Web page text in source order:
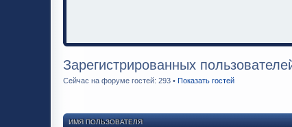
Зарегистрированных
Сейчас на форуме гостей: 293 • Показать гостей
ИМЯ ПОЛЬЗОВАТЕЛЯ